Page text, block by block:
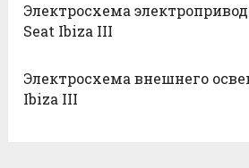
Электросхема
Seat Ibiza III
Электросхема внешнего
Ibiza III